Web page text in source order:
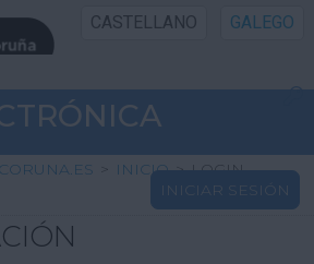
CASTELLANO GALEGO
INICIO SEDE
INICIO
PÚBLICA
CORUNA.ES > INICIO > LOGIN
INICIAR SESIÓN